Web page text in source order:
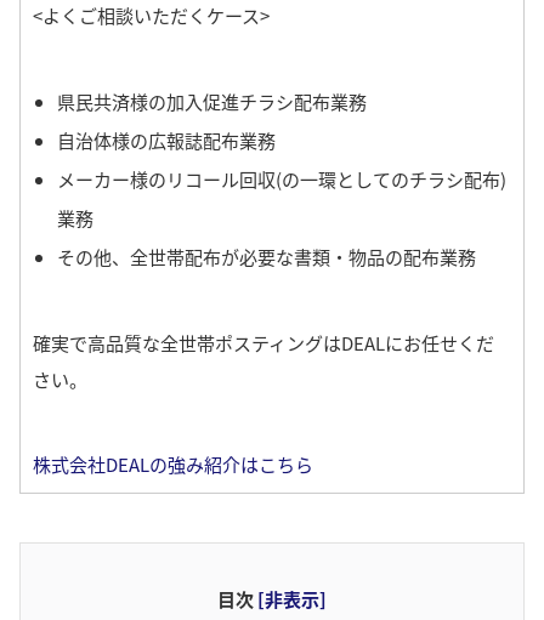
<よくご相談いただくケース>
県民共済様の加入促進チラシ配布業務
自治体様の広報誌配布業務
メーカー様のリコール回収(の一環としてのチラシ配布)
業務
その他、全世帯配布が必要な書類・物品の配布業務
確実で高品質な全世帯ポスティングはDEALにお任せくだ
さい。
株式会社DEALの強み紹介はこちら
目次[非表示]